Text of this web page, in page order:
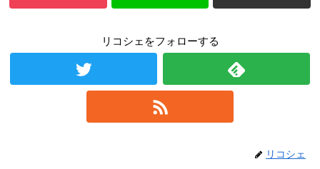
リコシェをフォローする
リコシェ